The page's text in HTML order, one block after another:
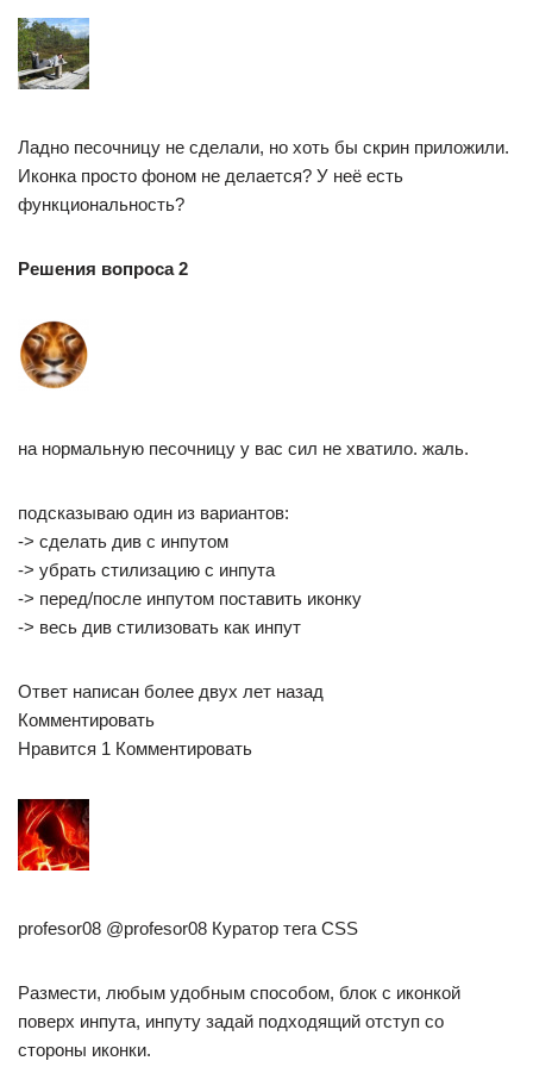
Ладно песочницу не сделали, но хоть бы скрин приложили.
Иконка просто фоном не делается? У неё есть
функциональность?
Решения вопроса 2
на нормальную песочницу у вас сил не хватило. жаль.
подсказываю один из вариантов:
-> сделать див с инпутом
-> убрать стилизацию с инпута
-> перед/после инпутом поставить иконку
-> весь див стилизовать как инпут
Ответ написан более двух лет назад
Комментировать
Нравится 1 Комментировать
profesor08 @profesor08 Куратор тега CSS
Размести, любым удобным способом, блок с иконкой
поверх инпута, инпуту задай подходящий отступ со
стороны иконки.